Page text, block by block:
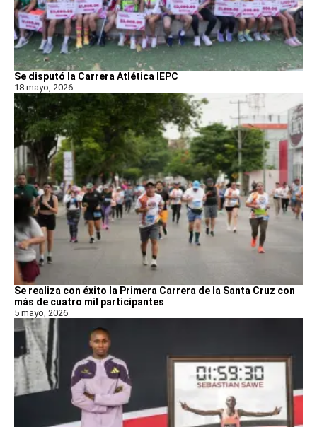
Se disputó la Carrera Atlética IEPC
18 mayo, 2026
Se realiza con éxito la Primera Carrera de la Santa Cruz con
más de cuatro mil participantes
5 mayo, 2026